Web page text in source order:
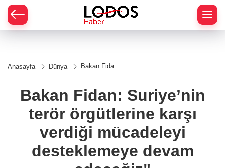
Anasayfa Dünya
Bakan Fidan:
örgütlerine
karşı verdiği
desteklemeye
devam
edeceğiz"
Bakan Fidan: Suriye’nin
terör örgütlerine karşı
verdiği mücadeleyi
desteklemeye devam